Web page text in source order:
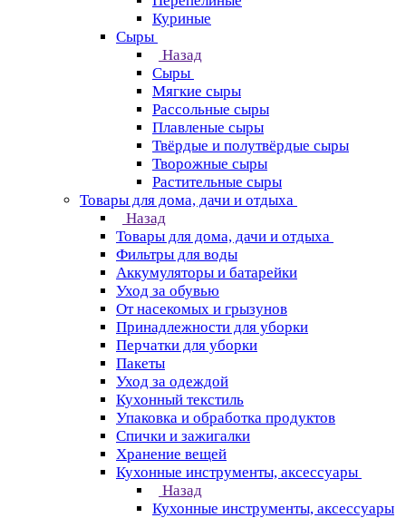
Куриные
Сыры
Назад
Сыры
Мягкие сыры
Рассольные сыры
Плавленые сыры
Твёрдые и полутвёрдые сыры
Творожные сыры
Растительные сыры
Товары для дома, дачи и отдыха
Назад
Товары для дома, дачи и отдыха
Фильтры для воды
Аккумуляторы и батарейки
Уход за обувью
От насекомых и грызунов
Принадлежности для уборки
Перчатки для уборки
Пакеты
Уход за одеждой
Кухонный текстиль
Упаковка и обработка продуктов
Спички и зажигалки
Хранение вещей
Кухонные инструменты, аксессуары
Назад
Кухонные инструменты, аксессуары